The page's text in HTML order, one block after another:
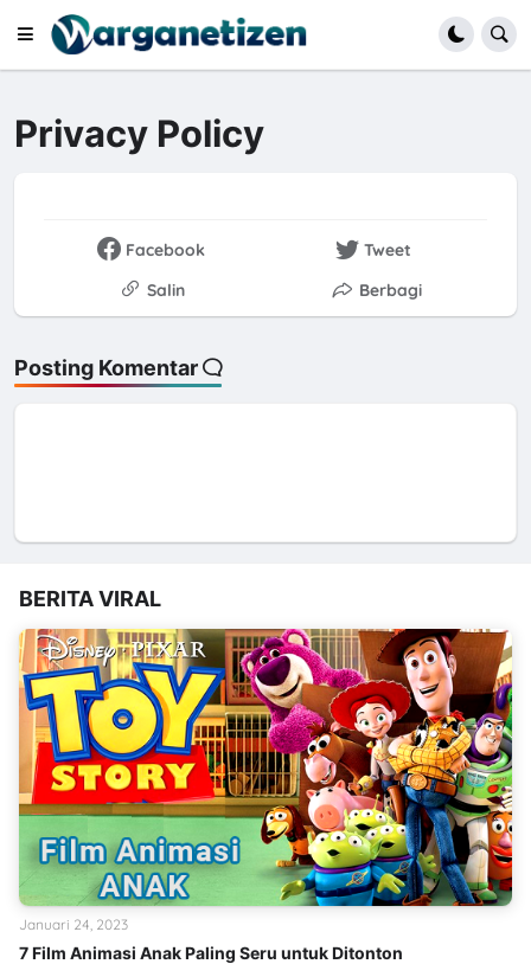
Privacy Policy
Facebook
Tweet
Salin
Berbagi
Posting Komentar
BERITA VIRAL
7 Film Animasi Anak Paling Seru untuk Ditonton
Januari 24, 2023